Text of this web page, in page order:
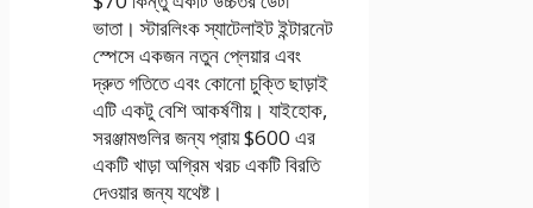
ভাতা।স্টারলিংকস্যাটেলাইট ইন্টারনেট
স্পেসে একজন নতুন প্লেয়ার এবং
দ্রুত গতিতে এবং কোনো চুক্তি ছাড়াই
এটি একটু বেশি আকর্ষণীয়। যাইহোক,
সরঞ্জামগুলির জন্য প্রায় $600 এর
একটি খাড়া অগ্রিম খরচ একটি বিরতি
দেওয়ার জন্য যথেষ্ট।